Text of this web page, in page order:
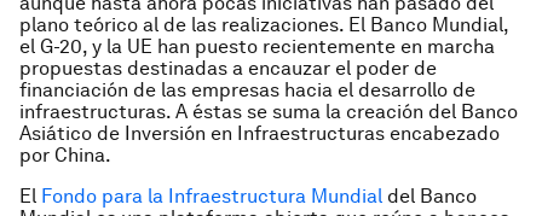
plano teórico al de las realizaciones. El Banco Mundial,
el G-20, y la UE han puesto recientemente en marcha
propuestas destinadas a encauzar el poder de
financiación de las empresas hacia el desarrollo de
infraestructuras. A éstas se suma la creación del Banco
Asiático de Inversión en Infraestructuras encabezado
por China.
El Fondo para la Infraestructura Mundial del Banco